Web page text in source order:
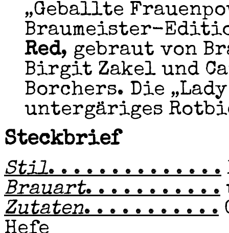
„Geballte
Braumeister-
Red, gebraut von
Birgit Zakel und
Borchers. Die
untergäriges
Steckbrief
Stil. . . . . . . . . . . . . .
Brauart. . . . . . . . . . .
Zutaten. . . . . . . . . . .